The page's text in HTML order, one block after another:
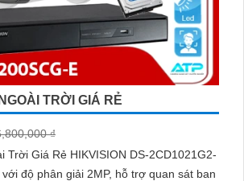
TRỜI GIÁ RẺ
₫
Trời Giá Rẻ HIKVISION DS-2CD1021G2-
độ phân giải 2MP, hỗ trợ quan sát ban